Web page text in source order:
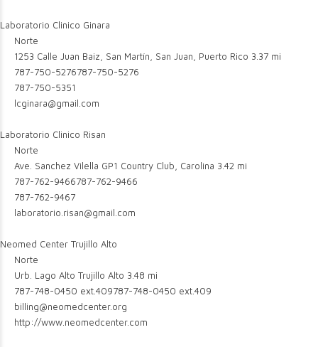
Laboratorio Clinico Ginara
Norte
1253 Calle Juan Baiz, San Martín, San Juan, Puerto Rico 3.37 mi
787-750-5276787-750-5276
787-750-5351
lcginara@gmail.com
Laboratorio Clinico Risan
Norte
Ave. Sanchez Vilella GP1 Country Club, Carolina 3.42 mi
787-762-9466787-762-9466
787-762-9467
laboratorio.risan@gmail.com
Neomed Center Trujillo Alto
Norte
Urb. Lago Alto Trujillo Alto 3.48 mi
787-748-0450 ext.409787-748-0450 ext.409
billing@neomedcenter.org
http://www.neomedcenter.com